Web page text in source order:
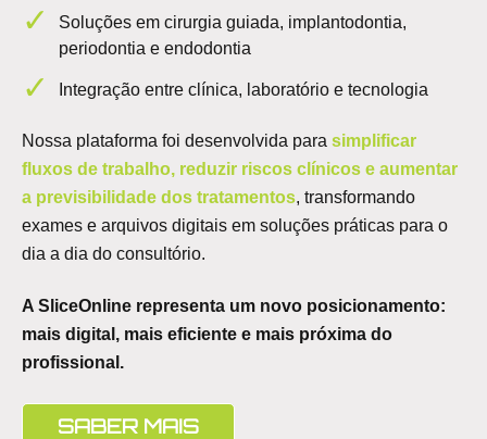
Soluções em cirurgia guiada, implantodontia,
periodontia e endodontia
Integração entre clínica, laboratório e tecnologia
Nossa plataforma foi desenvolvida para simplificar
fluxos de trabalho, reduzir riscos clínicos e aumentar
a previsibilidade dos tratamentos, transformando
exames e arquivos digitais em soluções práticas para o
dia a dia do consultório.
A SliceOnline representa um novo posicionamento:
mais digital, mais eficiente e mais próxima do
profissional.
SABER MAIS